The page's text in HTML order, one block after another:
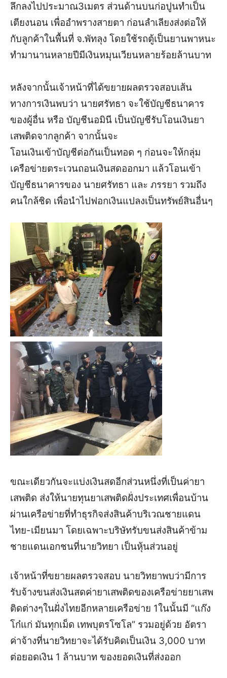
ลึกลงไปประมาณ3เมตร ส่วนด้านบนก่อปูนทำเป็น
เตียงนอน เพื่ออำพรางสายตา ก่อนลำเลียงส่งต่อให้
กับลูกค้าในพื้นที่ จ.พัทลุง โดยใช้รถตู้เป็นยานพาหนะ
ทำมานานหลายปีมีเงินหมุนเวียนหลายร้อยล้านบาท
หลังจากนั้นเจ้าหน้าที่ได้ขยายผลตรวจสอบเส้น
ทางการเงินพบว่า นายศรัทธา จะใช้บัญชีธนาคาร
ของผู้อื่น หรือ บัญชีนอมินี เป็นบัญชีรับโอนเงินยา
เสพติดจากลูกค้า จากนั้นจะ
โอนเงินเข้าบัญชีต่อกันเป็นทอด ๆ ก่อนจะให้กลุ่ม
เครือข่ายตระเวนถอนเงินสดออกมา แล้วโอนเข้า
บัญชีธนาคารของ นายศรัทธา และ ภรรยา รวมถึง
คนใกล้ชิด เพื่อนำไปฟอกเงินแปลงเป็นทรัพย์สินอื่นๆ
ขณะเดียวกันจะแบ่งเงินสดอีกส่วนหนึ่งที่เป็นค่ายา
เสพติด ส่งให้นายทุนยาเสพติดฝั่งประเทศเพื่อนบ้าน
ผ่านเครือข่ายที่ทำธุรกิจส่งสินค้าบริเวณชายแดน
ไทย-เมียนมา โดยเฉพาะบริษัทรับขนส่งสินค้าข้าม
ชายแดนเอกชนที่นายวิทยา เป็นหุ้นส่วนอยู่
เจ้าหน้าที่ขยายผลตรวจสอบ นายวิทยาพบว่ามีการ
รับจ้างขนส่งเงินสดค่ายาเสพติดของเครือข่ายยาเสพ
ติดต่างๆในฝั่งไทยอีกหลายเครือข่าย 1ในนั้นมี “แก๊ง
โก๋แก่ มันทุกเม็ด เทพบุตรโซโล” รวมอยู่ด้วย อัตรา
ค่าจ้างที่นายวิทยาจะได้รับคิดเป็นเงิน 3,000 บาท
ต่อยอดเงิน 1 ล้านบาท ของยอดเงินที่ส่งออก